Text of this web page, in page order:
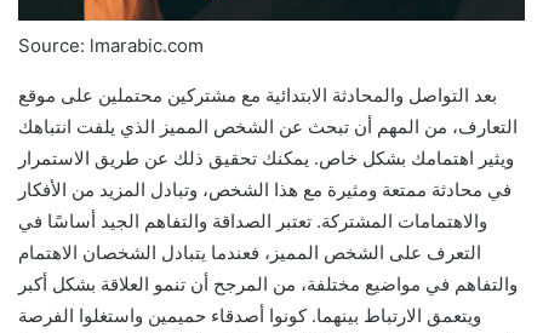
Source: lmarabic.com
بعد التواصل والمحادثة الابتدائية مع مشتركين محتملين على موقع
التعارف، من المهم أن تبحث عن الشخص المميز الذي يلفت انتباهك
ويثير اهتمامك بشكل خاص. يمكنك تحقيق ذلك عن طريق الاستمرار
في محادثة ممتعة ومثيرة مع هذا الشخص، وتبادل المزيد من الأفكار
والاهتمامات المشتركة. تعتبر الصداقة والتفاهم الجيد أساسًا في
التعرف على الشخص المميز، فعندما يتبادل الشخصان الاهتمام
والتفاهم في مواضيع مختلفة، من المرجح أن تنمو العلاقة بشكل أكبر
ويتعمق الارتباط بينهما. كونوا أصدقاء حميمين واستغلوا الفرصة